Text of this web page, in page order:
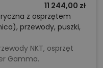
11 244,00 zł
z osprzętem
przewody, puszki,
NKT, osprzęt
Gamma.